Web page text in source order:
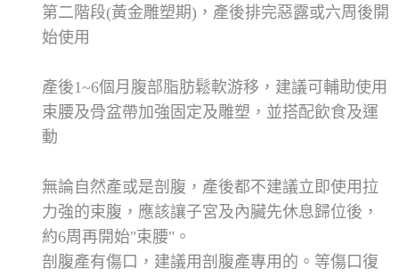
第二階段(黃金雕塑期)，產後排完惡露或六周後開
始使用
產後1~6個月腹部脂肪鬆軟游移，建議可輔助使用
束腰及骨盆帶加強固定及雕塑，並搭配飲食及運
動
無論自然產或是剖腹，產後都不建議立即使用拉
力強的束腹，應該讓子宮及內臟先休息歸位後，
約6周再開始"束腰"。
剖腹產有傷口，建議用剖腹產專用的。等傷口復